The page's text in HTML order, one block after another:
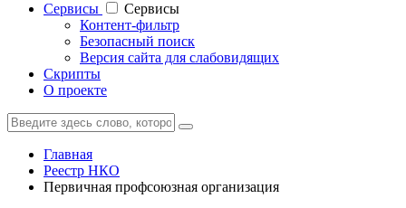
Cервисы
Cервисы
Контент-фильтр
Безопасный поиск
Версия сайта для слабовидящих
Скрипты
О проекте
Главная
Реестр НКО
Первичная профсоюзная организация